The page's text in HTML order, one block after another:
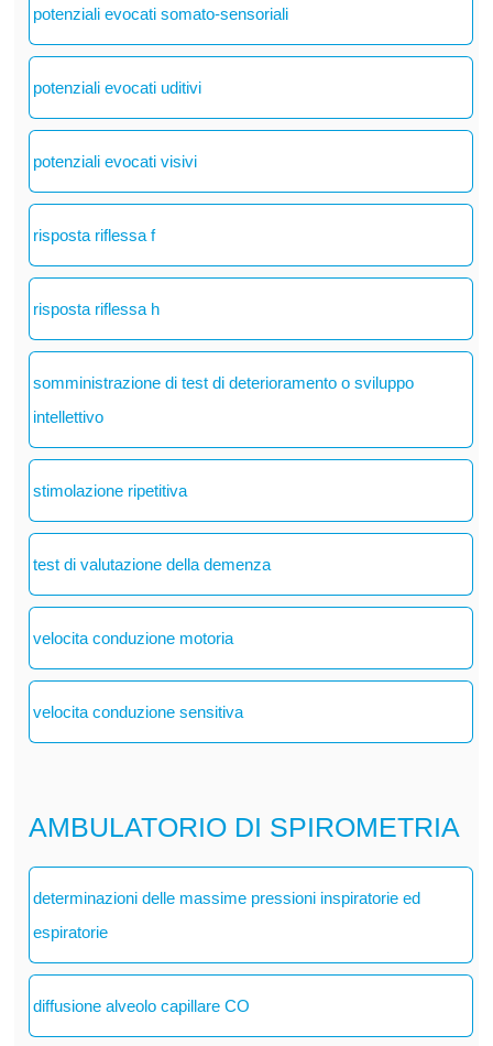
potenziali evocati somato-sensoriali
potenziali evocati uditivi
potenziali evocati visivi
risposta riflessa f
risposta riflessa h
somministrazione di test di deterioramento o sviluppo
intellettivo
stimolazione ripetitiva
test di valutazione della demenza
velocita conduzione motoria
velocita conduzione sensitiva
AMBULATORIO DI SPIROMETRIA
determinazioni delle massime pressioni inspiratorie ed
espiratorie
diffusione alveolo capillare CO